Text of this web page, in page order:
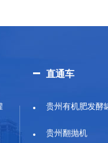
直通车
贵州有机肥发酵
贵州翻抛机